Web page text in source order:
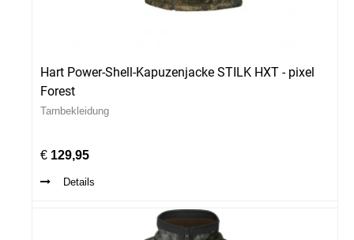
Hart Power-Shell-Kapuzenjacke STILK HXT - pixel
Forest
Tarnbekleidung
€ 129,95
Details